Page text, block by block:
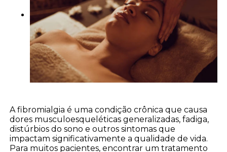
A fibromialgia é uma condição crônica que causa
dores musculoesqueléticas generalizadas, fadiga,
distúrbios do sono e outros sintomas que
impactam significativamente a qualidade de vida.
Para muitos pacientes, encontrar um tratamento